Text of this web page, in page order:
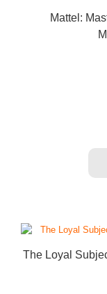
Mattel:
The Loyal